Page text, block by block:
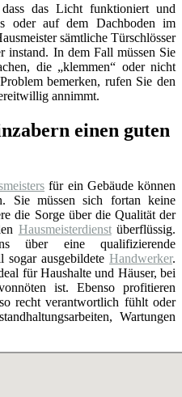
das Licht funktioniert und
oder auf dem Dachboden im
sämtliche Türschlösser
instand. In dem Fall müssen Sie
die „klemmen“ oder nicht
bemerken, rufen Sie den
annimmt.
einen guten
für ein Gebäude können
Sie müssen sich fortan keine
die Sorge über die Qualität der
Hausmeisterdienstüberflüssig.
über eine qualifizierende
ausgebildete Handwerker.
für Haushalte und Häuser, bei
ist. Ebenso profitieren
recht verantwortlich fühlt oder
Wartungen